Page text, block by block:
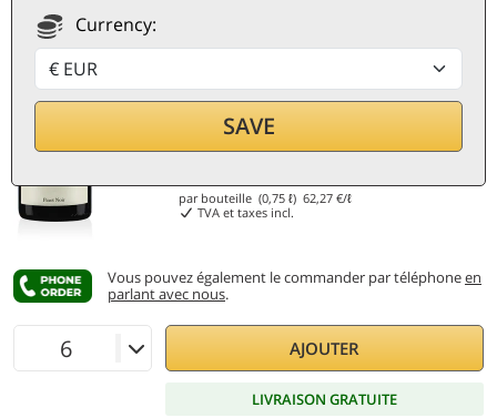
Currency:
SAVE
46,70€
par bouteille (0,75 ℓ)62,27 €/ℓ
TVA et taxes incl.
Vous pouvez également le commander par téléphoneen
parlant avec nous.
AJOUTER
LIVRAISON GRATUITE